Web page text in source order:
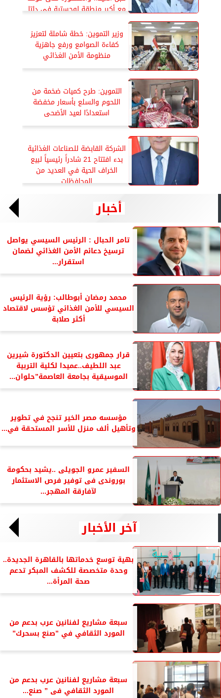
مع أكبر منطقة لوجستية في دلتا
وزير التموين: خطة شاملة لتعزيز
كفاءة الصوامع ورفع جاهزية
منظومة الأمن الغذائي
التموين: طرح كميات ضخمة من
اللحوم والسلع بأسعار مخفضة
استعدادًا لعيد الأضحى
الشركة القابضة للصناعات الغذائية
بدء افتتاح 21 شادراً رئيسياً لبيع
الخراف الحية في العديد من
المحافظات
أخبار
تامر الحبال : الرئيس السيسي يواصل
ترسيخ دعائم الأمن الغذائي لضمان
استقرار...
محمد رمضان أبوطالب: رؤية الرئيس
السيسي للأمن الغذائي تؤسس لاقتصاد
أكثر صلابة
قرار جمهورى بتعيين الدكتورة شيرين
عبد اللطيف..عميدا لكلية التربية
الموسيقية بجامعة العاصمة”حلوان...
مؤسسه مصر الخير تنجح في تطوير
وتأهيل ألف منزل للأسر المستحقة في...
السفير عمرو الجويلى ..يشيد بحكومة
بوروندى فى توفير فرص الاستثمار
لآفارقة المهجر...
آخر الأخبار
بهية توسع خدماتها بالقاهرة الجديدة..
وحدة متخصصة للكشف المبكر تدعم
صحة المرأة...
سبعة مشاريع لفنانين عرب بدعم من
المورد الثقافي في ”صنع بسحرك”
سبعة مشاريع لفنانين عرب بدعم من
المورد الثقافي فى ” صنع...